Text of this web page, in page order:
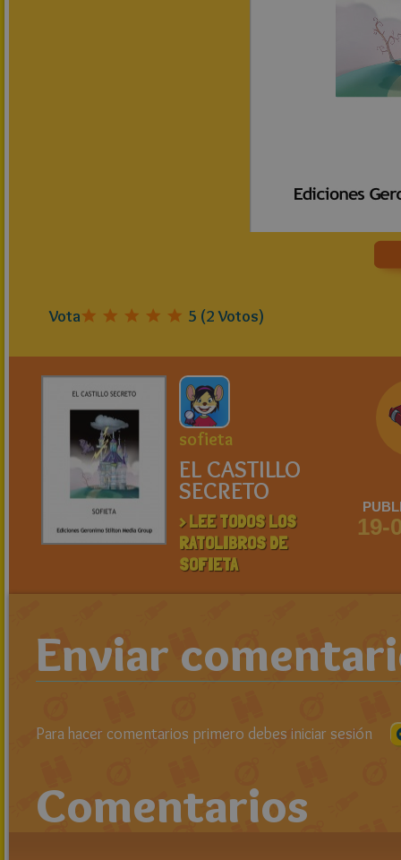
Vota 5 (2Votos)
sofieta
EL CASTILLO
SECRETO
> LEE TODOS LOS
RATOLIBROS DE
SOFIETA
19-
Enviar
Para hacer comentarios primero debes iniciar sesión
Comentarios